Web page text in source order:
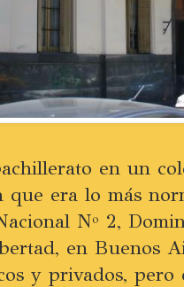
en un
que era lo más
Nº 2,
en Buenos
y privados,